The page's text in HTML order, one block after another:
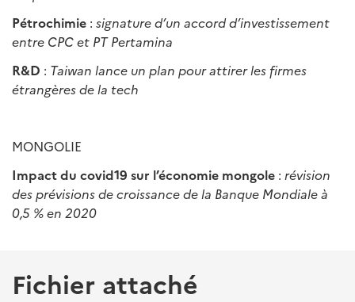
Pétrochimie : signature d’un accord d’investissement
entre CPC et PT Pertamina
R&D : Taiwan lance un plan pour attirer les firmes
étrangères de la tech
MONGOLIE
Impact du covid19 sur l’économie mongole : révision
des prévisions de croissance de la Banque Mondiale à
0,5 % en 2020
Fichier attaché